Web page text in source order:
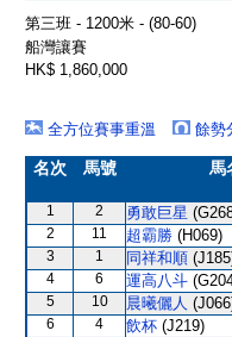
第三班 - 1200米 - (80-60)
船灣讓賽
HK$ 1,860,000
全方位賽事重溫
餘勢
名次 馬號 馬
1 2 勇敢巨星
2 11 超霸勝 (H069)
3 1 同祥和順
4 6 運高八斗
5 10 晨曦儷人
6 4 飲杯 (J219)